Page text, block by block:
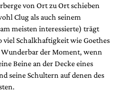
von Ort zu Ort schieben
Clug als auch seinem
am meisten interessierte) trägt
viel Schalkhaftigkeit wie Goethes
Wunderbar der Moment, wenn
Beine an der Decke eines
seine Schultern auf denen des